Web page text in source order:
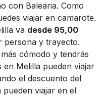
con Balearia. Como
viajar en camarote.
va desde 95,00
persona y trayecto.
cómodo y tendrás
en Melilla pueden viajar
el descuento del
pueden viajar en el